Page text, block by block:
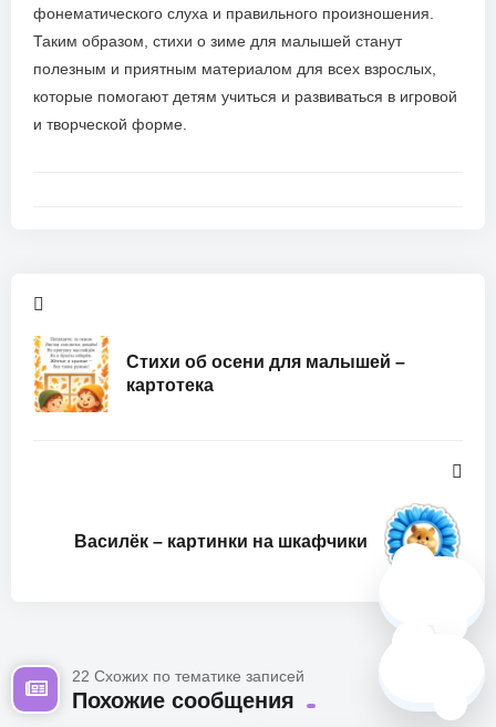
фонематического слуха и правильного произношения.
Таким образом, стихи о зиме для малышей станут
полезным и приятным материалом для всех взрослых,
которые помогают детям учиться и развиваться в игровой
и творческой форме.
Стихи об осени для малышей –
картотека
Василёк – картинки на шкафчики
22 Схожих по тематике записей
Похожие сообщения